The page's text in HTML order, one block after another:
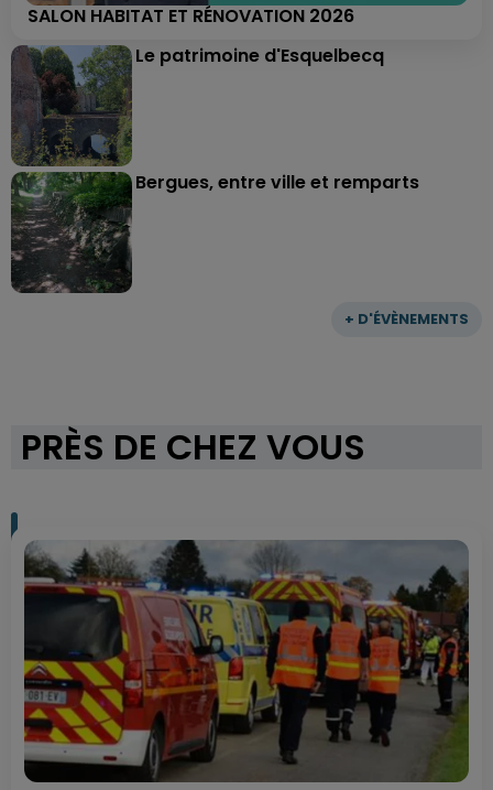
+ D'ÉVÈNEMENTS
SALON HABITAT ET RÉNOVATION 2026
Le patrimoine d'Esquelbecq
Bergues, entre ville et remparts
PRÈS DE CHEZ VOUS